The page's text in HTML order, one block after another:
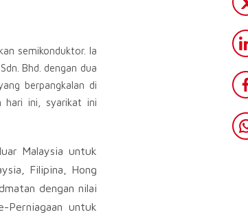
semikonduktor. Ia
Bhd. dengan dua
berpangkalan di
hari ini, syarikat ini
Malaysia untuk
Filipina, Hong
dengan nilai
untuk